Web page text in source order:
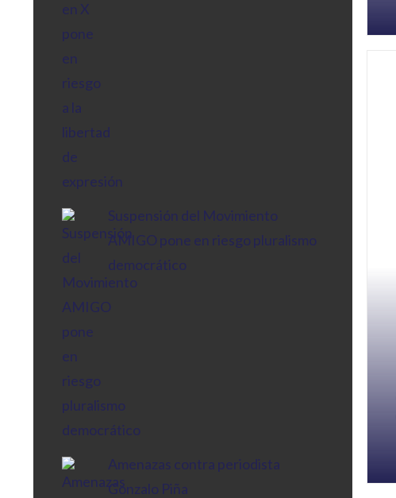
Suspensión del Movimiento
AMIGO pone en riesgo pluralismo
democrático
Amenazas contra periodista
Gonzalo Piña